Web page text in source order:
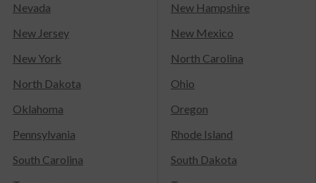
Nevada
New Hampshire
New Jersey
New Mexico
New York
North Carolina
North Dakota
Ohio
Oklahoma
Oregon
Pennsylvania
Rhode Island
South Carolina
South Dakota